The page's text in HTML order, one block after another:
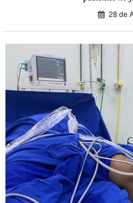
28 de